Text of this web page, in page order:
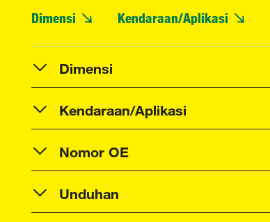
Dimensi Kendaraan/Aplikasi
Dimensi
Kendaraan/Aplikasi
Nomor OE
Unduhan